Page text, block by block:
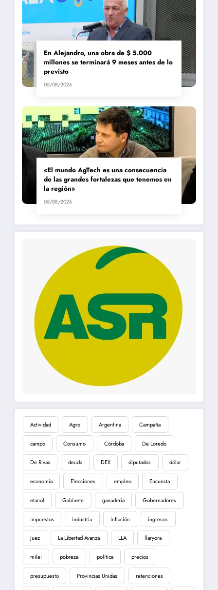
En Alejandro, una obra de $ 5.000
millones se terminará 9 meses antes de lo
previsto
05/08/2026
«El mundo AgTech es una consecuencia
de las grandes fortalezas que tenemos en
la región»
05/08/2026
Actividad Agro Argentina Campaña
campo Consumo Córdoba De Loredo
De Rivas deuda DEX diputados dólar
economía Elecciones empleo Encuesta
etanol Gabinete ganadería Gobernadores
impuestos industria inflación ingresos
Juez La Libertad Avanza LLA llaryora
milei pobreza política precios
presupuesto Provincias Unidas retenciones